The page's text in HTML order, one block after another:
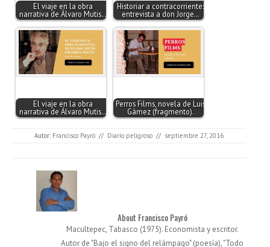
El viaje en la obra
narrativa de Álvaro Mutis…
Historiar a contracorriente:
entrevista a don Jorge…
El viaje en la obra
narrativa de Álvaro Mutis…
Perros Films, novela de Luis
Gámez (fragmento).
Autor: Francisco Payró // Diario peligroso // septiembre 27, 2016
About Francisco Payró
Macultepec, Tabasco (1975). Economista y escritor.
Autor de "Bajo el signo del relámpago" (poesía), "Todo